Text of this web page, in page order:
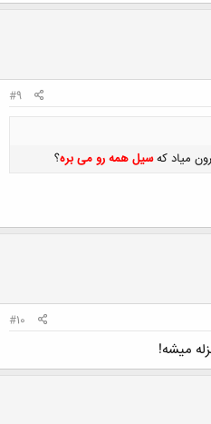
#9
میاد کهسیل همه رو می بره؟
#10
میشه!